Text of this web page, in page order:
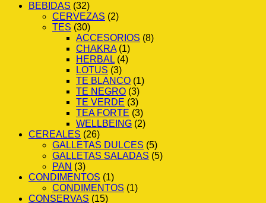
BEBIDAS (32)
CERVEZAS (2)
TES (30)
ACCESORIOS (8)
CHAKRA (1)
HERBAL (4)
LOTUS (3)
TE BLANCO (1)
TE NEGRO (3)
TE VERDE (3)
TEA FORTE (3)
WELLBEING (2)
CEREALES (26)
GALLETAS DULCES (5)
GALLETAS SALADAS (5)
PAN (3)
CONDIMENTOS (1)
CONDIMENTOS (1)
CONSERVAS (15)